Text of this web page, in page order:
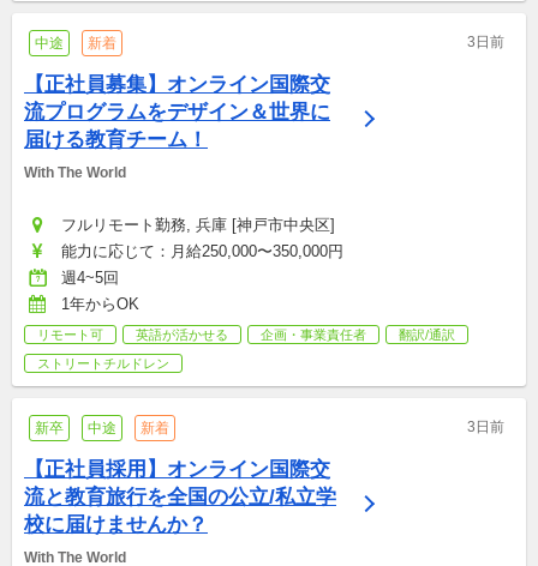
中途 新着 3日前
【正社員募集】オンライン国際交
流プログラムをデザイン＆世界に
届ける教育チーム！
With The World
フルリモート勤務, 兵庫 [神戸市中央区]
能力に応じて：月給250,000〜350,000円
週4~5回
1年からOK
リモート可 英語が活かせる 企画・事業責任者
翻訳/通訳
ストリートチルドレン
新卒 中途 新着 3日前
【正社員採用】オンライン国際交
流と教育旅行を全国の公立/私立学
校に届けませんか？
With The World